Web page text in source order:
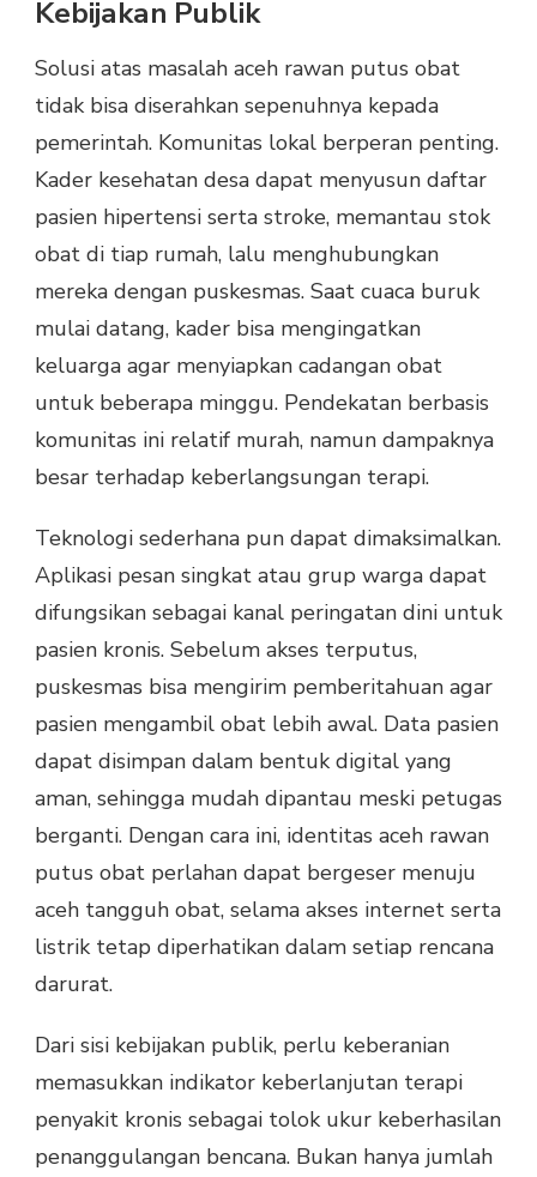
Kebijakan Publik
Solusi atas masalah aceh rawan putus obat
tidak bisa diserahkan sepenuhnya kepada
pemerintah. Komunitas lokal berperan penting.
Kader kesehatan desa dapat menyusun daftar
pasien hipertensi serta stroke, memantau stok
obat di tiap rumah, lalu menghubungkan
mereka dengan puskesmas. Saat cuaca buruk
mulai datang, kader bisa mengingatkan
keluarga agar menyiapkan cadangan obat
untuk beberapa minggu. Pendekatan berbasis
komunitas ini relatif murah, namun dampaknya
besar terhadap keberlangsungan terapi.
Teknologi sederhana pun dapat dimaksimalkan.
Aplikasi pesan singkat atau grup warga dapat
difungsikan sebagai kanal peringatan dini untuk
pasien kronis. Sebelum akses terputus,
puskesmas bisa mengirim pemberitahuan agar
pasien mengambil obat lebih awal. Data pasien
dapat disimpan dalam bentuk digital yang
aman, sehingga mudah dipantau meski petugas
berganti. Dengan cara ini, identitas aceh rawan
putus obat perlahan dapat bergeser menuju
aceh tangguh obat, selama akses internet serta
listrik tetap diperhatikan dalam setiap rencana
darurat.
Dari sisi kebijakan publik, perlu keberanian
memasukkan indikator keberlanjutan terapi
penyakit kronis sebagai tolok ukur keberhasilan
penanggulangan bencana. Bukan hanya jumlah